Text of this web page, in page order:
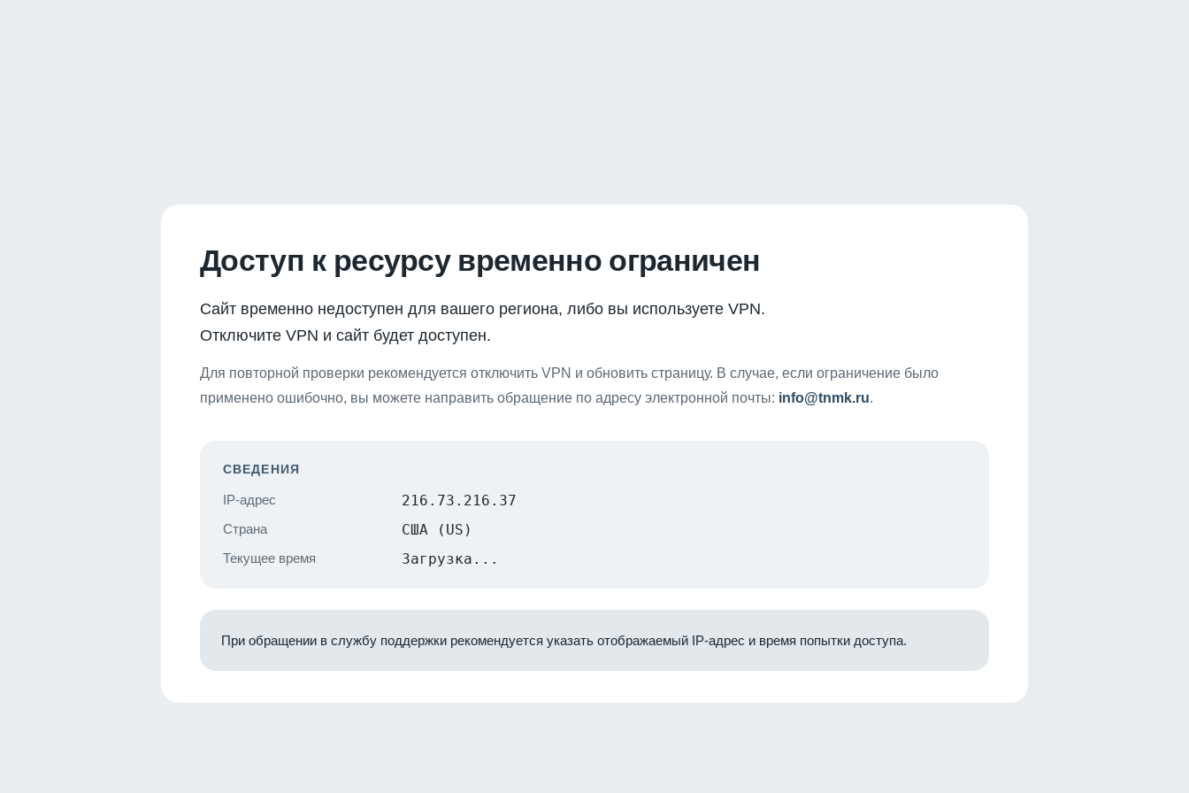
Доступ к ресурсу временно ограничен
Сайт временно недоступен для вашего региона, либо вы используете VPN.
Отключите VPN и сайт будет доступен.
Для повторной проверки рекомендуется отключить VPN и обновить страницу. В случае, если ограничение было
применено ошибочно, вы можете направить обращение по адресу электронной почты: info@tnmk.ru.
СВЕДЕНИЯ
IP-адрес 216.73.216.37
Страна США (US)
Текущее время Загрузка...
При обращении в службу поддержки рекомендуется указать отображаемый IP-адрес и время попытки доступа.